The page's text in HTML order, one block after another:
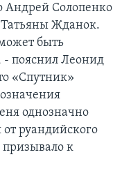
Андрей Солопенко
Жданок.
быть
пояснил Леонид
«Спутник»
однозначно
руандийского
призывало к